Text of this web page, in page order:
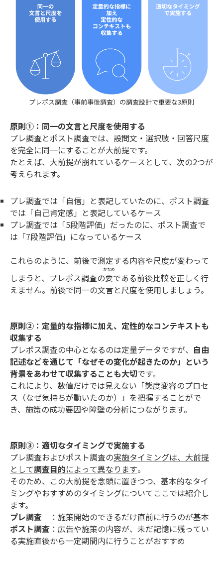
プレポス調査（事前事後調査）の調査設計で重要な3原則
原則①：同一の文言と尺度を使用する
プレ調査とポスト調査では、設問文・選択肢・回答尺度
を完全に同一にすることが大前提です。
たとえば、大前提が崩れているケースとして、次の2つが
考えられます。
プレ調査では「自信」と表記していたのに、ポスト調査
では「自己肯定感」と表記しているケース
プレ調査では「5段階評価」だったのに、ポスト調査で
は「7段階評価」になっているケース
これらのように、前後で測定する内容や尺度が変わって
しまうと、プレポス調査の要
かなめ
である前後比較を正しく行
えません。前後で同一の文言と尺度を使用しましょう。
原則②：定量的な指標に加え、定性的なコンテキストも
収集する
プレポス調査の中心となるのは定量データですが、 自由
記述などを通じて「なぜその変化が起きたのか」という
背景をあわせて収集することも大切です。
これにより、数値だけでは見えない「態度変容のプロセ
ス（なぜ気持ちが動いたのか）」を把握することがで
き、施策の成功要因や障壁の分析につながります。
原則③：適切なタイミングで実施する
プレ調査およびポスト調査の実施タイミングは、大前提
として調査目的によって異なります。
そのため、この大前提を念頭に置きつつ、基本的なタイ
ミングやおすすめのタイミングについてここでは紹介し
ます。
プレ調査
：施策開始のできるだけ直前に行うのが基本
ポスト調査 ：広告や施策の内容が、未だ記憶に残ってい
る実施直後から一定期間内に行うことがおすすめ